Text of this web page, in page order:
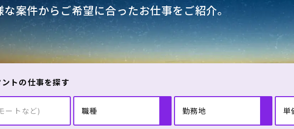
案件からご希望に合ったお仕事をご紹介。
トの仕事を探す
職種 勤務地 単